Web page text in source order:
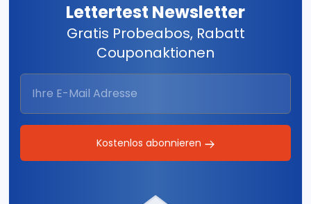
Lettertest Newsletter
Gratis Probeabos, Rabatt
Couponaktionen
Kostenlos abonnieren